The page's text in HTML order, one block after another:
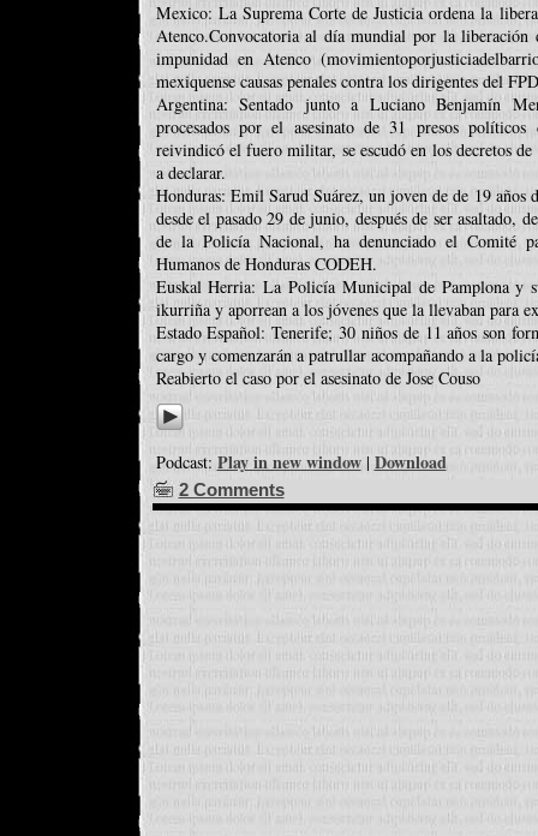
Mexico: La Suprema Corte de Justicia ordena la
Atenco.Convocatoria al día mundial por la
impunidad en Atenco
mexiquense causas penales contra los dirigentes del
Argentina: Sentado junto a Luciano Benjamín
procesados por el asesinato de 31 presos
reivindicó el fuero militar, se escudó en los decretos
a declarar.
Honduras: Emil Sarud Suárez, un joven de de 19 años
desde el pasado 29 de junio, después de ser asaltado,
de la Policía Nacional, ha denunciado el Comité
Humanos de Honduras CODEH.
Euskal Herria: La Policía Municipal de Pamplona y
ikurriña y aporrean a los jóvenes que la llevaban para
Estado Español: Tenerife; 30 niños de 11 años son
cargo y comenzarán a patrullar acompañando a la
Reabierto el caso por el asesinato de Jose Couso
Podcast: Play in new window| Download
2 Comments